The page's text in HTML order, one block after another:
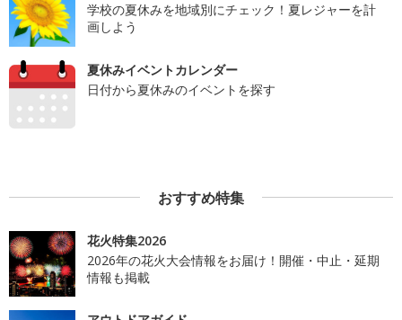
学校の夏休みを地域別にチェック！夏レジャーを計
画しよう
夏休みイベントカレンダー
日付から夏休みのイベントを探す
おすすめ特集
花火特集2026
2026年の花火大会情報をお届け！開催・中止・延期
情報も掲載